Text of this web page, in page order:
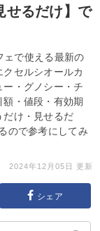
せるだけ】で
ェで使える最新の
セルシオールカ
・グノシー・チ
・値段・有効期
だけ・見せるだ
ので参考にしてみ
2024年12月05日 更新
シェア